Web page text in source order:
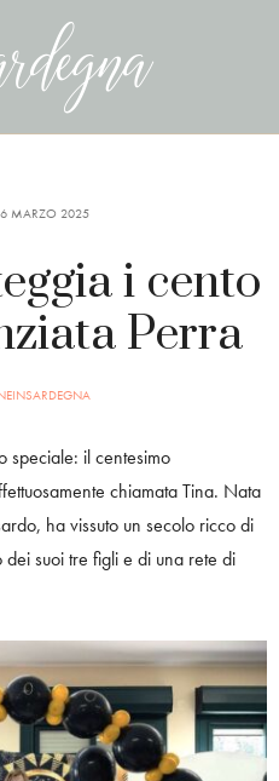
MARZO 2025
i cento
Perra
speciale: il centesimo
chiamata Tina. Nata
ha vissuto un secolo ricco di
suoi tre figli e di una rete di